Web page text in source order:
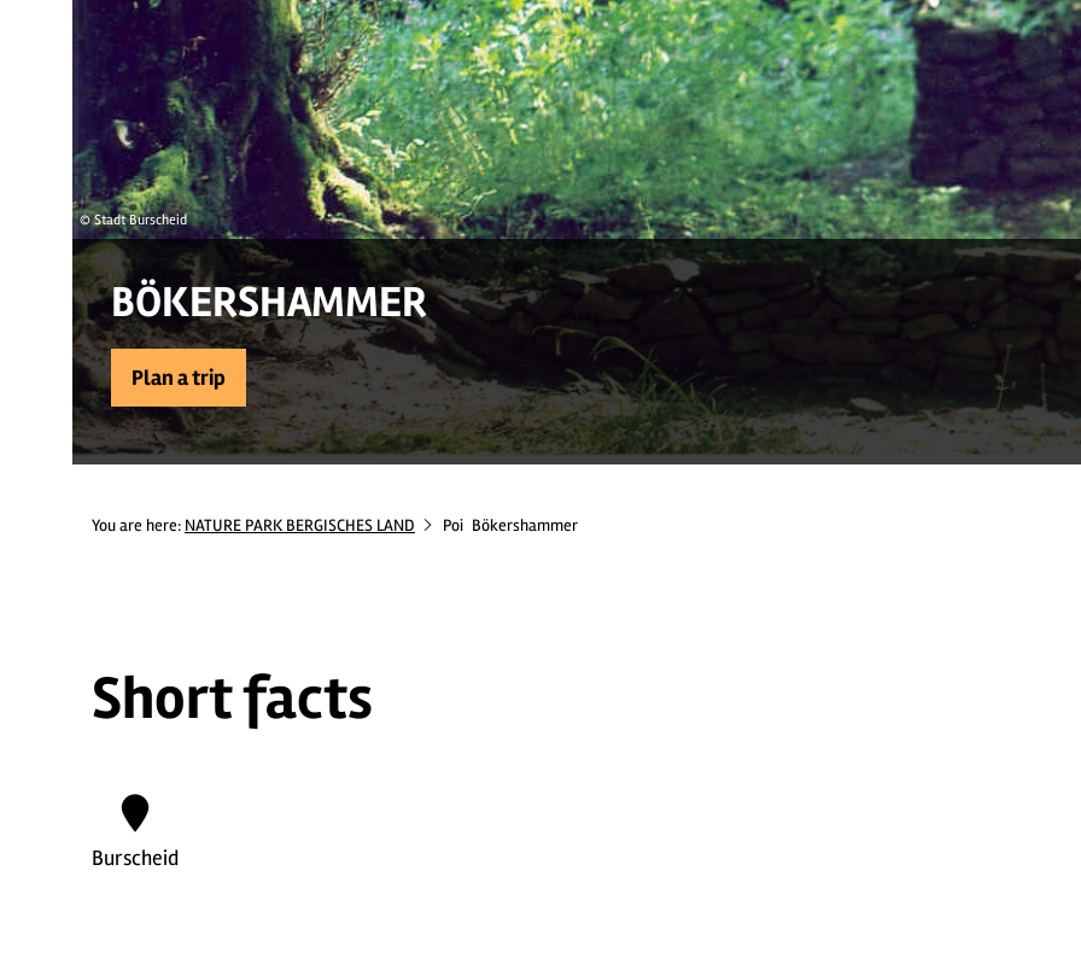
© Stadt Burscheid
BÖKERSHAMMER
Plan a trip
You are here: NATURE PARK BERGISCHES LAND Poi Bökershammer
Short facts
Burscheid